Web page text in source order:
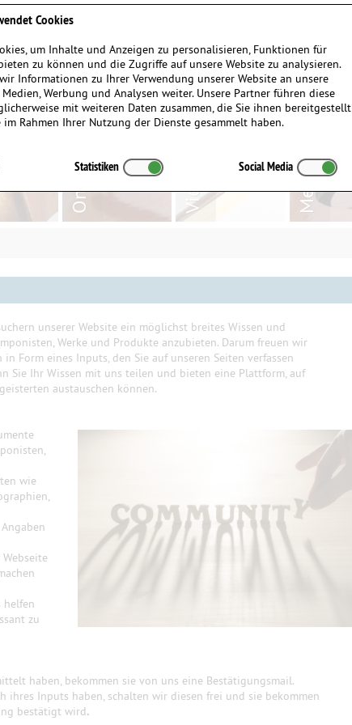
unserer Website ein möglichst breites Wissen und
Werke und Produkte anzubieten. Darum freuen wir
Form eines Inputs, den Sie auf unseren Seiten verfassen
Sie Ihr Wissen mit uns teilen und bieten eine Plattform, auf
austauschen können.
wie
helfen
zu
haben, bekommen sie von uns eine Bestätigungsmail.
ihres Inputs haben, schalten wir diesen frei und sie bekommen
bestätigt wird.
Cookies
um Inhalte und Anzeigen zu personalisieren, Funktionen für
zu können und die Zugriffe auf unsere Website zu analysieren.
Informationen zu Ihrer Verwendung unserer Website an unsere
Werbung und Analysen weiter. Unsere Partner führen diese
mit weiteren Daten zusammen, die Sie ihnen bereitgestellt
Rahmen Ihrer Nutzung der Dienste gesammelt haben.
Statistiken Social Media